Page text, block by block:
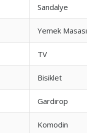
Sandalye
Yemek Masası
TV
Bisiklet
Gardırop
Komodin